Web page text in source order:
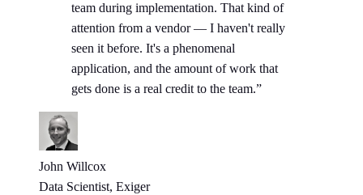
team during implementation. That kind of
attention from a vendor — I haven't really
seen it before. It's a phenomenal
application, and the amount of work that
gets done is a real credit to the team.”
John Willcox
Data Scientist, Exiger